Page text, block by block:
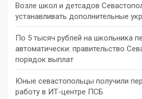
Возле школ и детсадов
устанавливать дополнительные
По 5 тысяч рублей на школьника
автоматически: правительство
порядок выплат
Юные севастопольцы получили
работу в ИТ-центре ПСБ